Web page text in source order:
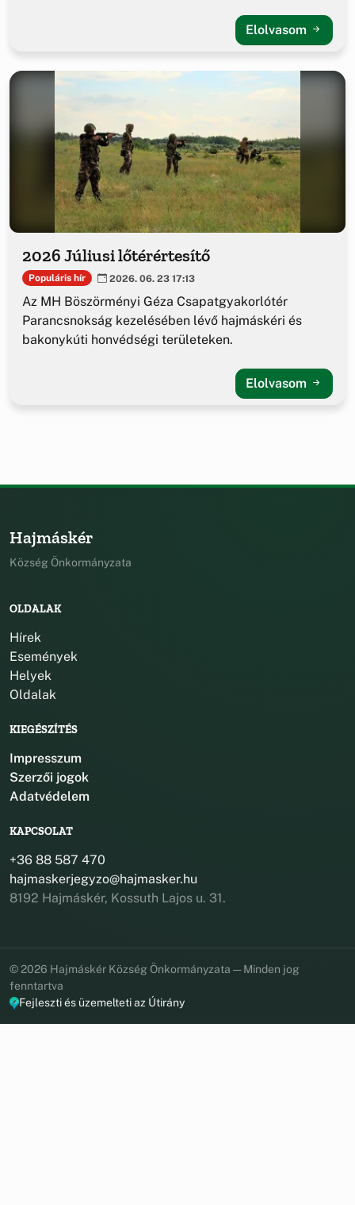
Elolvasom
2026 Júliusi lőtérértesítő
Populáris hír 2026. 06. 23 17:13
Az MH Böszörményi Géza Csapatgyakorlótér
Parancsnokság kezelésében lévő hajmáskéri és
bakonykúti honvédségi területeken.
Elolvasom
Hajmáskér
Község Önkormányzata
OLDALAK
Hírek
Események
Helyek
Oldalak
KIEGÉSZÍTÉS
Impresszum
Szerzői jogok
Adatvédelem
KAPCSOLAT
+36 88 587 470
hajmaskerjegyzo@hajmasker.hu
8192 Hajmáskér, Kossuth Lajos u. 31.
© 2026 Hajmáskér Község Önkormányzata — Minden jog
fenntartva
Fejleszti és üzemelteti az Útirány